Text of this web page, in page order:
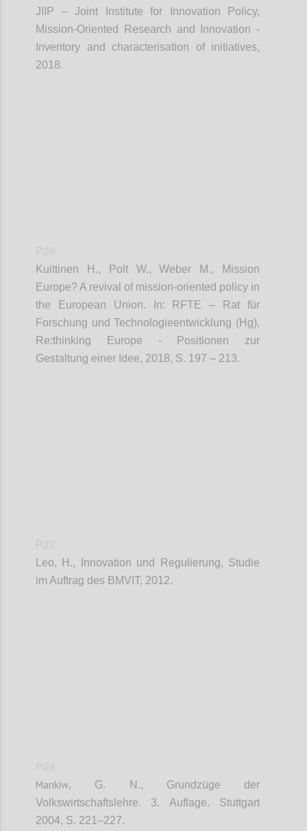
JIIP – Joint Institute for Innovation Policy,
Mission-Oriented Research and Innovation -
Inventory and characterisation of initiatives,
2018.
Kuittinen H., Polt W., Weber M., Mission
Europe? A revival of mission-oriented policy in
the European Union. In: RFTE – Rat für
Forschung und Technologieentwicklung (Hg),
Re:thinking Europe - Positionen zur
Gestaltung einer Idee, 2018, S. 197 – 213.
Leo, H., Innovation und Regulierung, Studie
im Auftrag des BMVIT, 2012.
Mankiw, G. N., Grundzüge der
Volkswirtschaftslehre. 3. Auflage. Stuttgart
2004, S. 221–227.